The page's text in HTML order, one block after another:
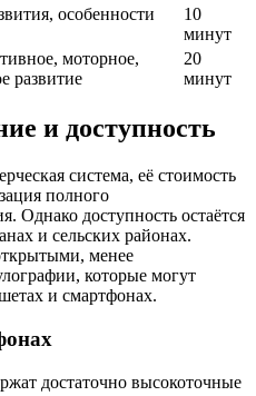
особенности
10
минут
моторное,
развитие
20
минут
и доступность
система, её стоимость
полного
Однако доступность остаётся
и сельских районах.
менее
которые могут
и смартфонах.
достаточно высокоточные